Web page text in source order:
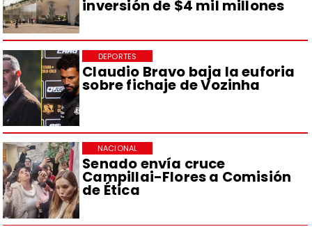
inversión de $4 mil millones
Claudio Bravo baja la euforia
sobre fichaje de Vozinha
DEPORTES
Senado envía cruce
Campillai-Flores a Comisión
de Ética
NACIONAL